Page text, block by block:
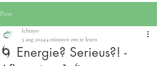
Post
🌀 Energie? Serieus?! -
Ichinyo
5 aug 20244 minuten om te lezen